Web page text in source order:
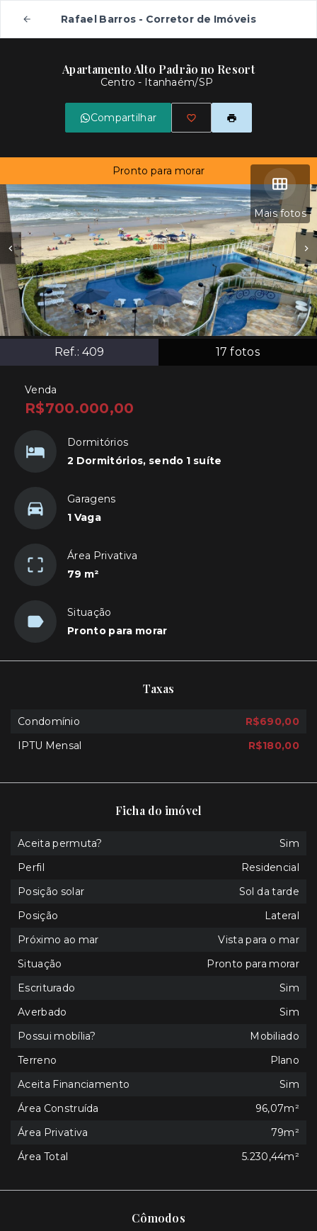
Rafael Barros - Corretor de Imóveis
Apartamento Alto Padrão no Resort
Centro - Itanhaém/SP
Compartilhar
Mais fotos
Ref.: 409 17 fotos
Pronto para morar
Venda
R$700.000,00
Dormitórios
2 Dormitórios, sendo 1 suíte
Garagens
1 Vaga
Área Privativa
79 m²
Situação
Pronto para morar
Cômodos
Taxas
Condomínio
R$690,00
IPTU Mensal
R$180,00
Ficha do imóvel
Aceita permuta?
Sim
Perfil
Residencial
Posição solar
Sol da tarde
Posição
Lateral
Próximo ao mar
Vista para o mar
Situação
Pronto para morar
Escriturado
Sim
Averbado
Sim
Possui mobília?
Mobiliado
Terreno
Plano
Aceita Financiamento
Sim
Área Construída
96,07m²
Área Privativa
79m²
Área Total
5.230,44m²